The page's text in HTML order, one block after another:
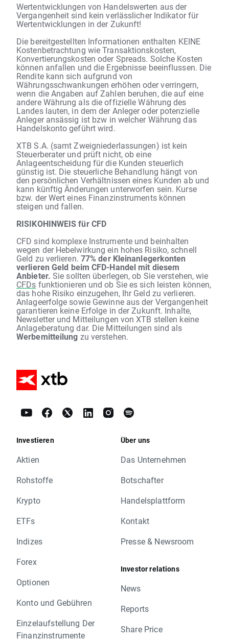
Wertentwicklungen von Handelswerten aus der
Vergangenheit sind kein verlässlicher Indikator für
Wertentwicklungen in der Zukunft!
Die bereitgestellten Informationen enthalten KEINE
Kostenbetrachtung wie Transaktionskosten,
Konvertierungskosten oder Spreads. Solche Kosten
können anfallen und die Ergebnisse beeinflussen. Die
Rendite kann sich aufgrund von
Währungsschwankungen erhöhen oder verringern,
wenn die Angaben auf Zahlen beruhen, die auf eine
andere Währung als die offizielle Währung des
Landes lauten, in dem der Anleger oder potenzielle
Anleger ansässig ist bzw in welcher Währung das
Handelskonto geführt wird.
XTB S.A. (samt Zweigniederlassungen) ist kein
Steuerberater und prüft nicht, ob eine
Anlageentscheidung für die Kunden steuerlich
günstig ist. Die steuerliche Behandlung hängt von
den persönlichen Verhältnissen eines Kunden ab und
kann künftig Änderungen unterworfen sein. Kurse
bzw. der Wert eines Finanzinstruments können
steigen und fallen.
RISIKOHINWEIS für CFD
CFD sind komplexe Instrumente und beinhalten
wegen der Hebelwirkung ein hohes Risiko, schnell
Geld zu verlieren. 77% der Kleinanlegerkonten
verlieren Geld beim CFD-Handel mit diesem
Anbieter. Sie sollten überlegen, ob Sie verstehen, wie
CFDs funktionieren und ob Sie es sich leisten können,
das hohe Risiko einzugehen, Ihr Geld zu verlieren.
Anlageerfolge sowie Gewinne aus der Vergangenheit
garantieren keine Erfolge in der Zukunft. Inhalte,
Newsletter und Mitteilungen von XTB stellen keine
Anlageberatung dar. Die Mitteilungen sind als
Werbemitteilung zu verstehen.
Investieren
Aktien
Rohstoffe
Krypto
ETFs
Indizes
Forex
Optionen
Konto und Gebühren
Einzelaufstellung Der
Finanzinstrumente
Über uns
Das Unternehmen
Botschafter
Handelsplattform
Kontakt
Presse & Newsroom
Investor relations
News
Reports
Share Price